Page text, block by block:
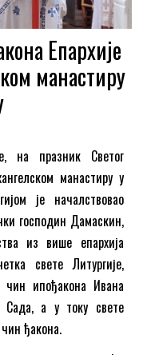
Епархије
манастиру
на празник Светог
манастиру у
је началствовао
господин Дамаскин,
из више епархија
свете Литургије,
чин ипођакона Ивана
Сада, а у току свете
ђакона.